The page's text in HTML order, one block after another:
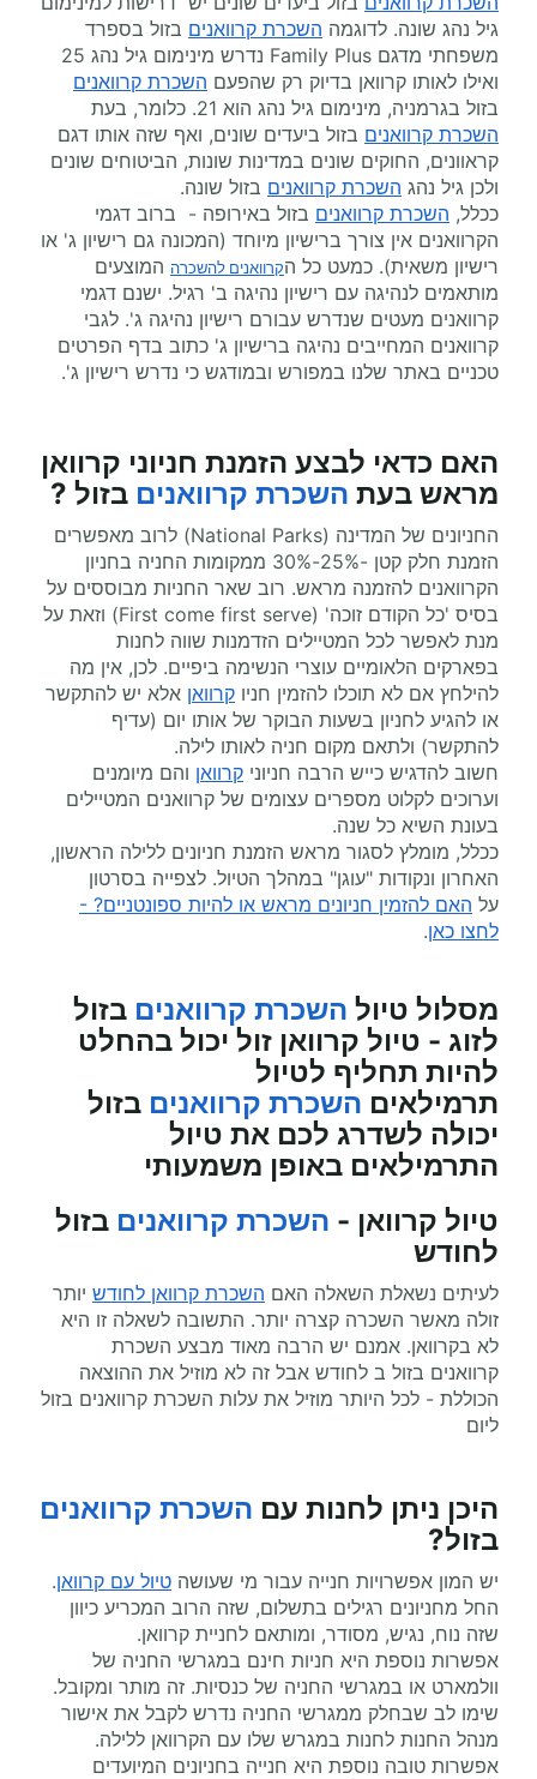
גיל נהג שונה. לדוגמה השכרת קרוואנים בזול בספרד
משפחתי מדגם Family Plus נדרש מינימום גיל נהג 25
ואילו לאותו קרוואן בדיוק רק שהפעם השכרת קרוואנים
בזול בגרמניה, מינימום גיל נהג הוא 21. כלומר, בעת
השכרת קרוואנים בזול ביעדים שונים, ואף שזה אותו דגם
קראוונים, החוקים שונים במדינות שונות, הביטוחים שונים
ולכן גיל נהג השכרת קרוואנים בזול שונה.
ככלל, השכרת קרוואנים בזול באירופה - ברוב דגמי
הקרוואנים אין צורך ברישיון מיוחד (המכונה גם רישיון ג' או
רישיון משאית). כמעט כל הקרוואנים להשכרה המוצעים
מותאמים לנהיגה עם רישיון נהיגה ב' רגיל. ישנם דגמי
קרוואנים מעטים שנדרש עבורם רישיון נהיגה ג'. לגבי
קרוואנים המחייבים נהיגה ברישיון ג' כתוב בדף הפרטים
טכניים באתר שלנו במפורש ובמודגש כי נדרש רישיון ג'.
האם כדאי לבצע הזמנת חניוני קרוואן
מראש בעת השכרת קרוואנים בזול ?
החניונים של המדינה (National Parks) לרוב מאפשרים
הזמנת חלק קטן -25%-30% ממקומות החניה בחניון
הקרוואנים להזמנה מראש. רוב שאר החניות מבוססים על
בסיס 'כל הקודם זוכה' (First come first serve) וזאת על
מנת לאפשר לכל המטיילים הזדמנות שווה לחנות
בפארקים הלאומיים עוצרי הנשימה ביפיים. לכן, אין מה
להילחץ אם לא תוכלו להזמין חניו קרוואן אלא יש להתקשר
או להגיע לחניון בשעות הבוקר של אותו יום (עדיף
להתקשר) ולתאם מקום חניה לאותו לילה.
חשוב להדגיש כייש הרבה חניוני קרוואן והם מיומנים
וערוכים לקלוט מספרים עצומים של קרוואנים המטיילים
בעונת השיא כל שנה.
ככלל, מומלץ לסגור מראש הזמנת חניונים ללילה הראשון,
האחרון ונקודות "עוגן" במהלך הטיול. לצפייה בסרטון
על האם להזמין חניונים מראש או להיות ספונטניים? -
לחצו כאן.
מסלול טיול השכרת קרוואנים בזול
לזוג - טיול קרוואן זול יכול בהחלט
להיות תחליף לטיול
תרמילאים השכרת קרוואנים בזול
יכולה לשדרג לכם את טיול
התרמילאים באופן משמעותי
טיול קרוואן - השכרת קרוואנים בזול
לחודש
לעיתים נשאלת השאלה האם השכרת קרוואן לחודש יותר
זולה מאשר השכרה קצרה יותר. התשובה לשאלה זו היא
לא בקרוואן. אמנם יש הרבה מאוד מבצע השכרת
קרוואנים בזול ב לחודש אבל זה לא מוזיל את ההוצאה
הכוללת - לכל היותר מוזיל את עלות השכרת קרוואנים בזול
ליום
היכן ניתן לחנות עם השכרת קרוואנים
בזול?
יש המון אפשרויות חנייה עבור מי שעושה טיול עם קרוואן.
החל מחניונים רגילים בתשלום, שזה הרוב המכריע כיוון
שזה נוח, נגיש, מסודר, ומותאם לחניית קרוואן.
אפשרות נוספת היא חניות חינם במגרשי החניה של
וולמארט או במגרשי החניה של כנסיות. זה מותר ומקובל.
שימו לב שבחלק ממגרשי החניה נדרש לקבל את אישור
מנהל החנות לחנות במגרש שלו עם הקרוואן ללילה.
אפשרות טובה נוספת היא חנייה בחניונים המיועדים